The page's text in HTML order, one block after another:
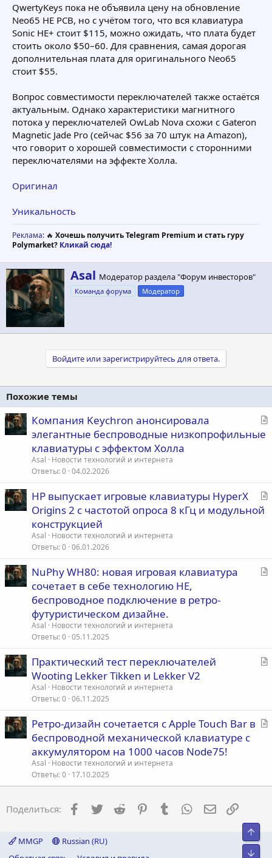
QwertyKeys пока не объявила цену на обновление
Neo65 HE PCB, но с учётом того, что вся клавиатура
Sonic HE+ стоит $115, можно ожидать, что плата будет
стоить около $50–60. Для сравнения, самая дорогая
дополнительная плата для оригинального Neo65
стоит $55.
Вопрос совместимости переключателей также остаётся
актуальным. Однако характеристики магнитного
потока у переключателей OwLab Nova схожи с Gateron
Magnetic Jade Pro (сейчас $56 за 70 штук на Amazon),
что говорит о хорошей совместимости с сторонними
переключателями на эффекте Холла.
Оригинал
Уникальность
Реклама: 🔥 Хочешь получить Telegram Premium и стать гуру
Polymarket? Кликай сюда!
А
в
т
Asal Модератор раздела "Форум инвесторов"
Команда форума Модератор
Войдите или зарегистрируйтесь для ответа.
Похожие темы
С
Компания Keychron анонсировала
элегантные беспроводные низкопрофильные
клавиатуры с эффектом Холла
Asal
Новости технологий и интернета
Ответы 0 04.02.2026
С
HP выпускает игровые клавиатуры HyperX
Origins 2 с частотой опроса 8 кГц и модульной
конструкцией
Asal
Новости технологий и интернета
Ответы 0 06.01.2026
С
NuPhy WH80: новая игровая клавиатура
сочетает в себе технологию HE,
беспроводное подключение в ретро-
футуристическом дизайне.
Asal
Новости технологий и интернета
Ответы 0 05.11.2025
С
я
Практический тест переключателей
Wooting Lekker Tikken и Lekker V2
Asal
Новости технологий и интернета
Ответы 0 06.11.2025
С
я
Ретро-дизайн сочетается с Apple Touch Bar в
беспроводной механической клавиатуре с
аккумулятором на 1000 часов Node75!
Asal
Новости технологий и интернета
Ответы 0 17.10.2025
Поделиться: Facebook
Twitter Reddit PinterestTumblr WhatsApp
MMGP
Russian (RU)